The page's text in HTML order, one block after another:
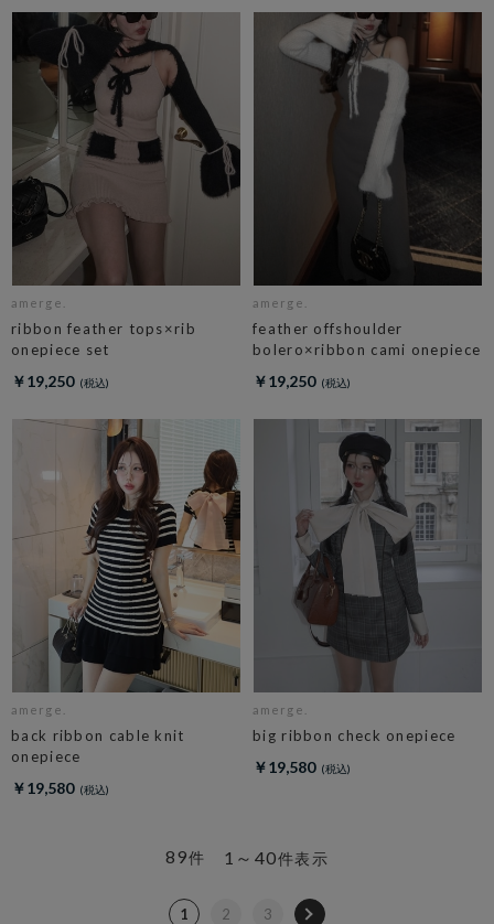
amerge.
ribbon feather tops×rib
onepiece set
￥19,250
amerge.
feather offshoulder
bolero×ribbon cami onepiece
￥19,250
amerge.
back ribbon cable knit
onepiece
￥19,580
amerge.
big ribbon check onepiece
￥19,580
1～40件表示
89件
1 2 3